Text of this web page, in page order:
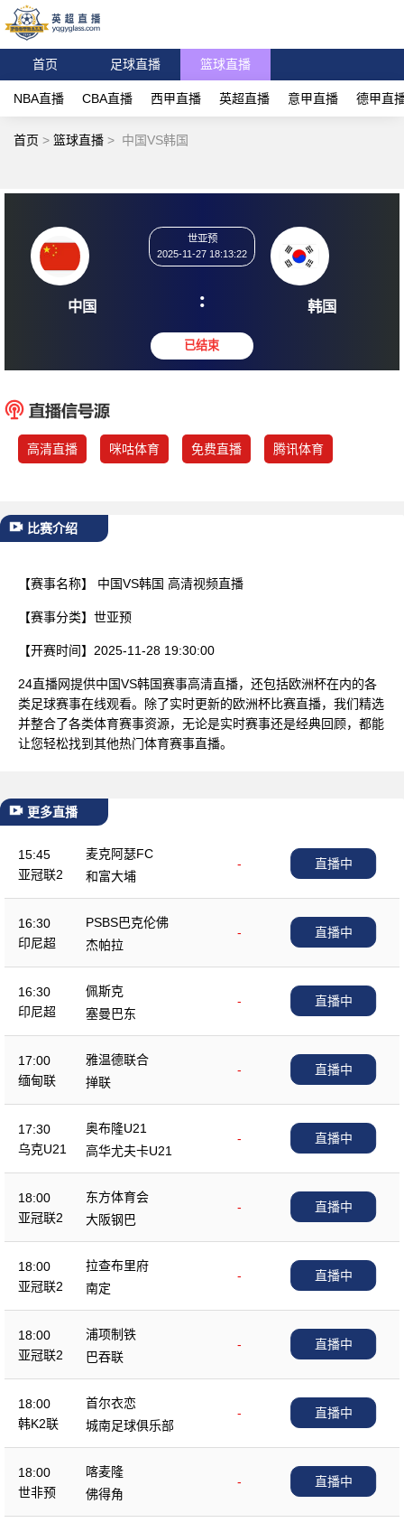
首页 足球直播 篮球直播
NBA直播 CBA直播 西甲直播 英超直播 意甲直播 德甲直
首页 > 篮球直播 > 中国VS韩国
中国
2025-11-27 18:13:22
: 韩
高清直播 咪咕体育 免费直播 腾讯体育
比赛介绍
【赛事名称】 中国VS韩国 高清视频直播
【赛事分类】 世亚预
【开赛时间】 2025-11-28 19:30:00
24直播网提供中国VS韩国赛事高清直播，还包括欧洲杯在内的各
类足球赛事在线观看。除了实时更新的欧洲杯比赛直播，我们精选
并整合了各类体育赛事资源，无论是实时赛事还是经典回顾，都能
让您轻松找到其他热门体育赛事直播。
更多直播
15:45
亚冠联2
麦克阿瑟FC
-
和富大埔
直播中
16:30
印尼超
PSBS巴克伦佛
-
杰帕拉
直播中
16:30
印尼超
佩斯克
-
塞曼巴东
直播中
17:00
缅甸联
雅温德联合
-
掸联
直播中
17:30
乌克U21
奥布隆U21
-
高华尤夫卡U21
直播中
18:00
亚冠联2
东方体育会
-
大阪钢巴
直播中
18:00
亚冠联2
拉查布里府
-
南定
直播中
18:00
亚冠联2
浦项制铁
-
巴吞联
直播中
18:00
韩K2联
首尔衣恋
-
城南足球俱乐部
直播中
18:00
世非预
喀麦隆
-
佛得角
直播中